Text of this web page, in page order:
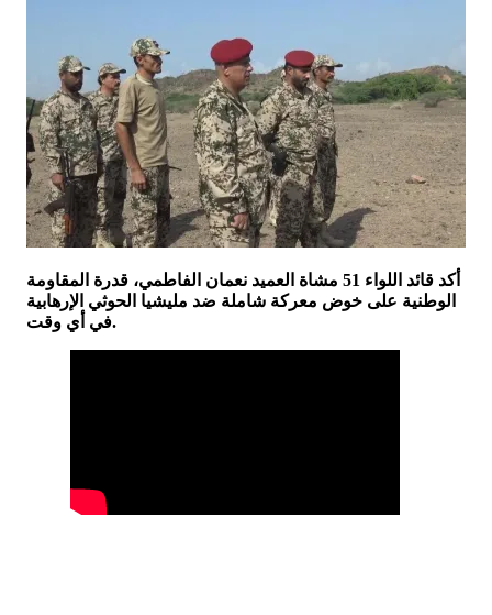
أكد قائد اللواء 51 مشاة العميد نعمان الفاطمي، قدرة المقاومة
الوطنية على خوض معركة شاملة ضد مليشيا الحوثي الإرهابية
في أي وقت.